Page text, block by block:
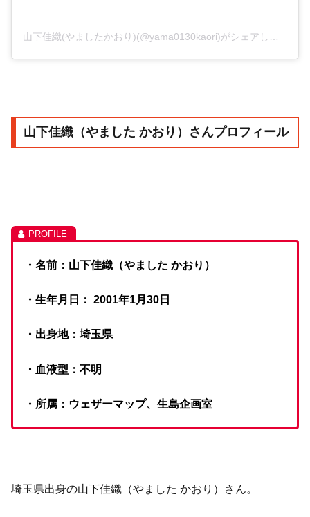
山下佳織（やました かおり）さんプロフィール
・名前：山下佳織（やました かおり）
・生年月日： 2001年1月30日
・出身地：埼玉県
・血液型：不明
・所属：ウェザーマップ、生島企画室
埼玉県出身の山下佳織（やました かおり）さん。